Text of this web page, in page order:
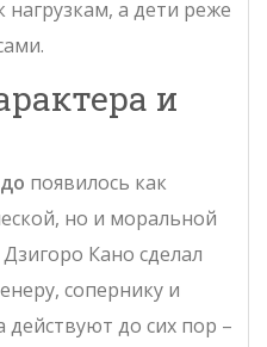
нагрузкам, а дети реже
и
появилось как
но и моральной
Кано сделал
сопернику и
действуют до сих пор –